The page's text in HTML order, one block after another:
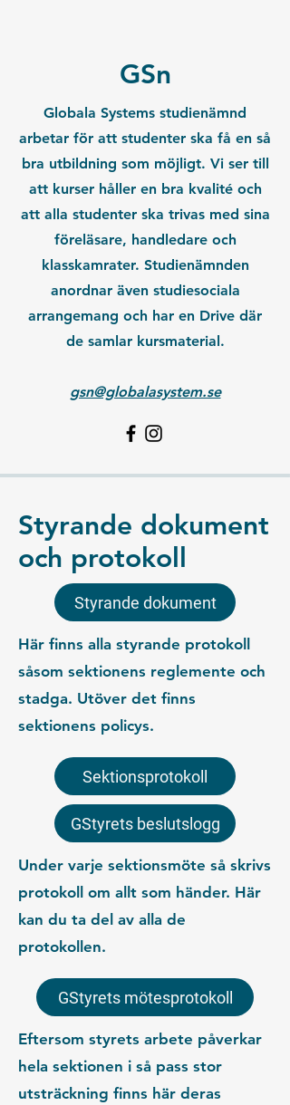
GSn
Globala Systems studienämnd
arbetar för att studenter ska få en så
bra utbildning som möjligt. Vi ser till
att kurser håller en bra kvalité och
att alla studenter ska trivas med sina
föreläsare, handledare och
klasskamrater. Studienämnden
anordnar även studiesociala
arrangemang och har en Drive där
de samlar kursmaterial.
gsn@globalasystem.se
Styrande dokument
och protokoll
Styrande dokument
Här finns alla styrande protokoll
såsom sektionens reglemente och
stadga. Utöver det finns
sektionens policys.
Sektionsprotokoll
GStyrets beslutslogg
Under varje sektionsmöte så skrivs
protokoll om allt som händer. Här
kan du ta del av alla de
protokollen.
GStyrets mötesprotokoll
Eftersom styrets arbete påverkar
hela sektionen i så pass stor
utsträckning finns här deras